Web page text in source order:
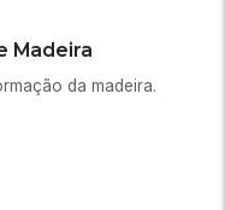
Madeira
da madeira.